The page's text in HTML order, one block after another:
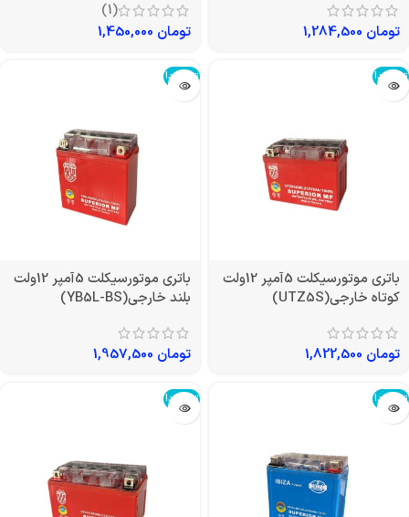
تومان
(1)
تومان
تمام شد!
باتری موتورسیکلت 5آمپر 12ولت
کوتاه خارجی(UTZ5S)
تومان
تمام شد!
باتری موتورسیکلت 5آمپر 12ولت
بلند خارجی(YB5L-BS)
تومان
تمام شد! تمام شد!